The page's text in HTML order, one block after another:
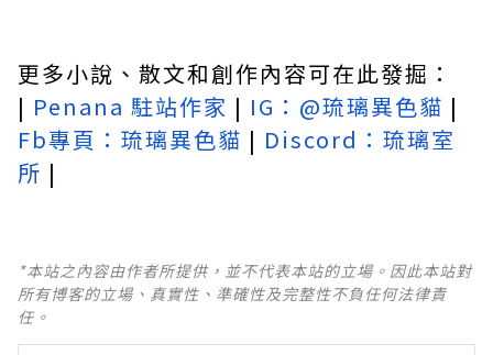
更多小說、散文和創作內容可在此發掘：
| Penana 駐站作家 | IG：@琉璃異色貓​​​​​ |
Fb專頁：琉璃異色貓 | Discord：琉璃室
所 |
*本站之內容由作者所提供，並不代表本站的立場。因此本站對
所有博客的立場、真實性、準確性及完整性不負任何法律責
任。